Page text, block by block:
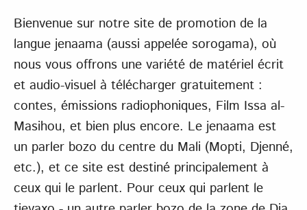
Bienvenue sur notre site de promotion de la
langue jenaama (aussi appelée sorogama), où
nous vous offrons une variété de matériel écrit
et audio-visuel à télécharger gratuitement :
contes, émissions radiophoniques, Film Issa al-
Masihou, et bien plus encore. Le jenaama est
un parler bozo du centre du Mali (Mopti, Djenné,
etc.), et ce site est destiné principalement à
ceux qui le parlent. Pour ceux qui parlent le